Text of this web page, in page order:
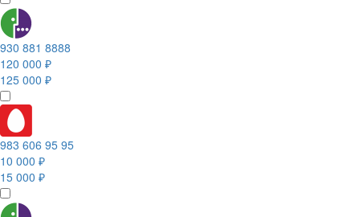
930 881 8888
120 000 ₽
125 000 ₽
983 606 95 95
10 000 ₽
15 000 ₽